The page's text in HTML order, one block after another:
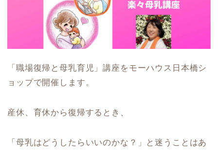
「職場復帰と母乳育児」講座をモーハウス日本橋シ
ョップで開催します。
産休、育休から復帰するとき、
「母乳はどうしたらいいのかな？」と迷うことはあ